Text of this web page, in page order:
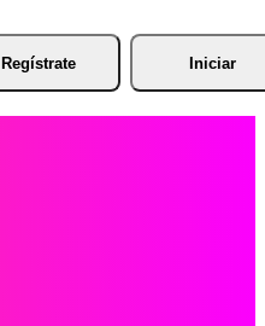
Regístrate Iniciar